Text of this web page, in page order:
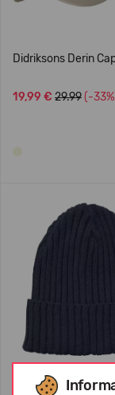
Didriksons Derin
19,99 € 29.99 (-
Didriksons Laken